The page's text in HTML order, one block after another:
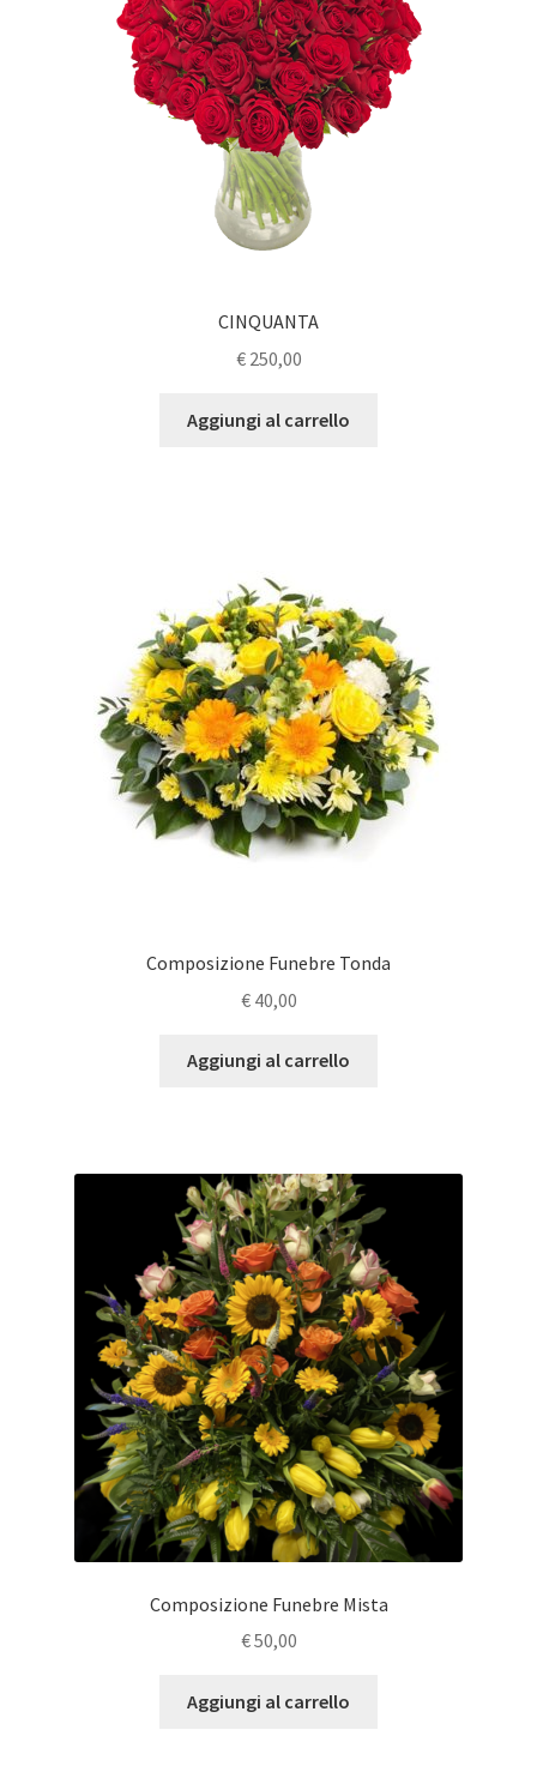
CINQUANTA
€250,00
Aggiungi al carrello
Composizione Funebre Tonda
€40,00
Aggiungi al carrello
Composizione Funebre Mista
€50,00
Aggiungi al carrello